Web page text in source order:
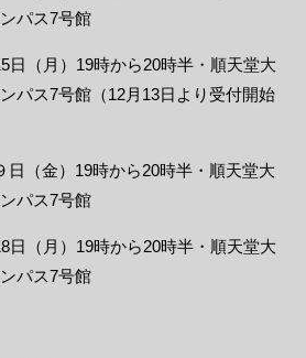
パス7号館
（月）19時から20時半・順天堂大
パス7号館（12月13日より受付開始
（金）19時から20時半・順天堂大
パス7号館
（月）19時から20時半・順天堂大
パス7号館